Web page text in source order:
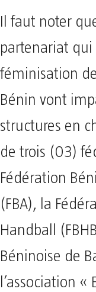
Il faut noter
partenariat qui
féminisation
Bénin vont
structures en
de trois (03)
Fédération
(FBA), la
Handball
Béninoise de
l’association